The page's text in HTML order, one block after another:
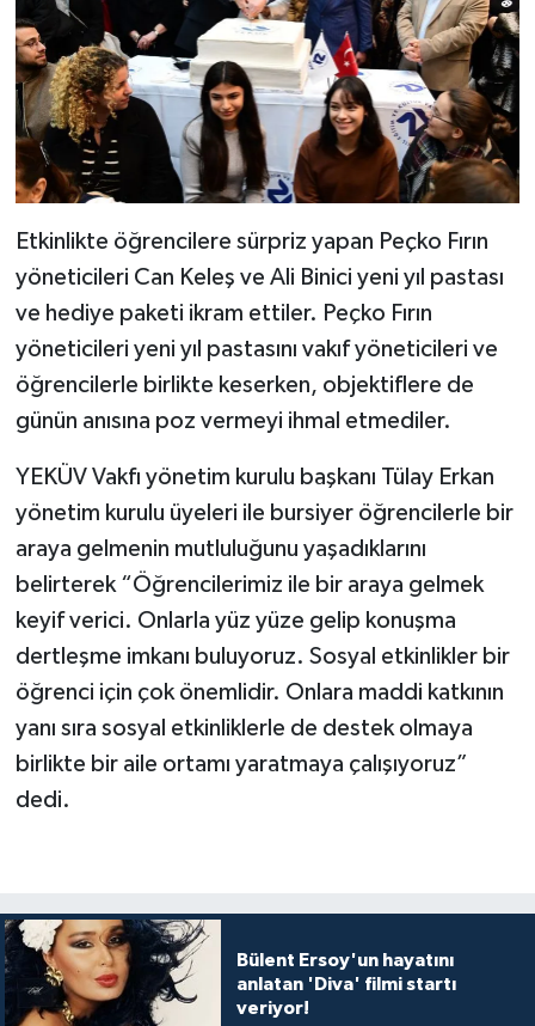
Etkinlikte öğrencilere sürpriz yapan Peçko Fırın
yöneticileri Can Keleş ve Ali Binici yeni yıl pastası
ve hediye paketi ikram ettiler. Peçko Fırın
yöneticileri yeni yıl pastasını vakıf yöneticileri ve
öğrencilerle birlikte keserken, objektiflere de
günün anısına poz vermeyi ihmal etmediler.
YEKÜV Vakfı yönetim kurulu başkanı Tülay Erkan
yönetim kurulu üyeleri ile bursiyer öğrencilerle bir
araya gelmenin mutluluğunu yaşadıklarını
belirterek “Öğrencilerimiz ile bir araya gelmek
keyif verici. Onlarla yüz yüze gelip konuşma
dertleşme imkanı buluyoruz. Sosyal etkinlikler bir
öğrenci için çok önemlidir. Onlara maddi katkının
yanı sıra sosyal etkinliklerle de destek olmaya
birlikte bir aile ortamı yaratmaya çalışıyoruz”
dedi.
Bülent Ersoy'un hayatını
anlatan 'Diva' filmi startı
veriyor!